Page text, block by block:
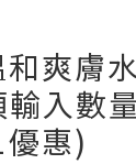
和爽膚水
入數
惠)